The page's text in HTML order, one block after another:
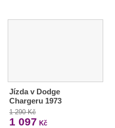
Jízda v Dodge
Chargeru 1973
1 290 Kč
1 097 Kč